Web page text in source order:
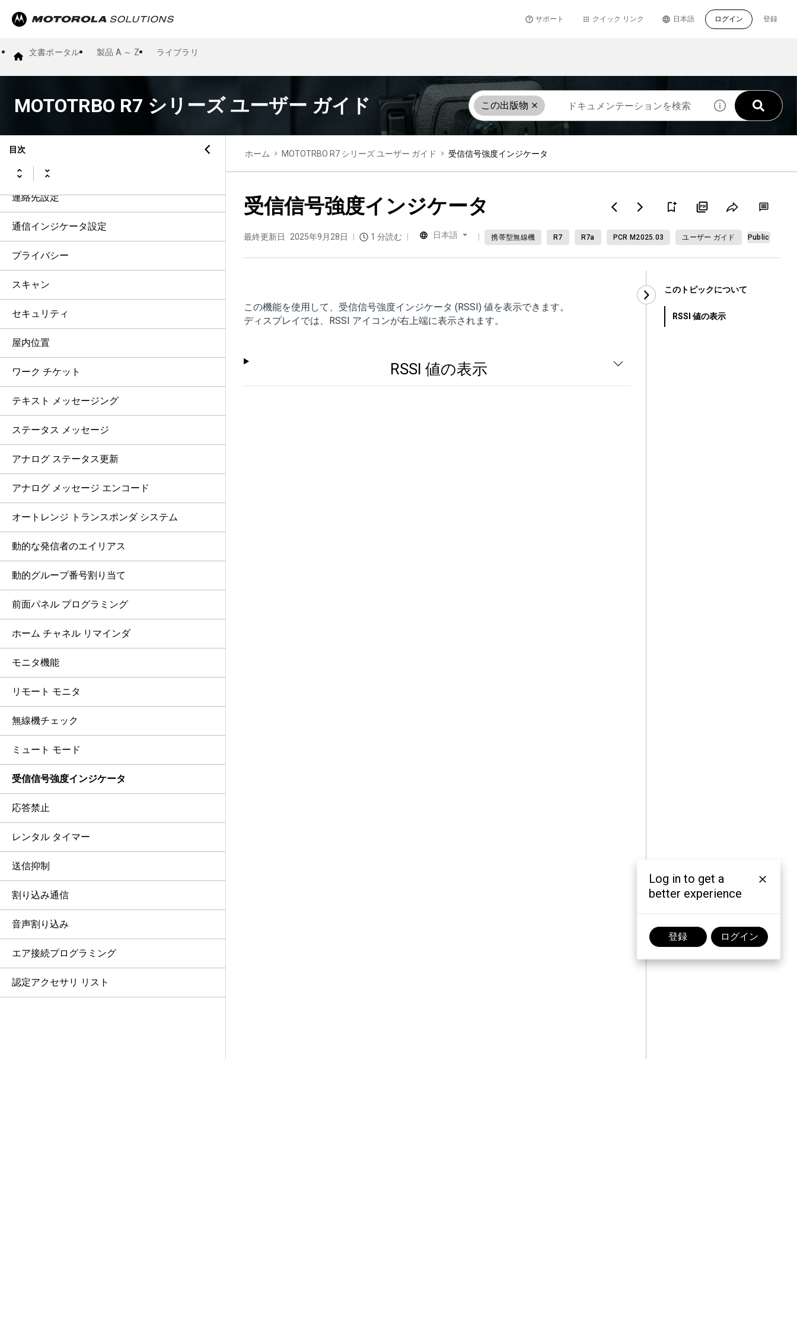
サポート クイック リンク 登録
日本語 ログイン
文書ポータル 製品 A ～ Z ライブラリ
MOTOTRBO R7 シリーズ ユーザー ガイド この出版物
目次
フォール アラート
ローン ワーカー
通信履歴機能
通信キュー
優先通信
連絡先設定
通信インジケータ設定
プライバシー
スキャン
セキュリティ
屋内位置
ワーク チケット
テキスト メッセージング
ステータス メッセージ
アナログ ステータス更新
アナログ メッセージ エンコード
オートレンジ トランスポンダ システム
動的な発信者のエイリアス
動的グループ番号割り当て
前面パネル プログラミング
ホーム チャネル リマインダ
モニタ機能
リモート モニタ
無線機チェック
ミュート モード
受信信号強度インジケータ
応答禁止
レンタル タイマー
送信抑制
割り込み通信
音声割り込み
エア接続プログラミング
認定アクセサリ リスト
ホーム MOTOTRBO R7 シリーズ ユーザー ガイド 受信信号強度インジケータ
受信信号強度インジケータ
最終更新日 2025年9月28日 1 分読む 日本語 携帯型無線機 R7 R7a PCR M2025.03 ユーザー ガイド Public
この機能を使用して、受信信号強度インジケータ (RSSI) 値を表示できます。
ディスプレイでは、RSSI アイコンが右上端に表示されます。
RSSI 値の表示
このトピックについて
RSSI 値の表示
Log in to get a
better experience
登録 ログイン